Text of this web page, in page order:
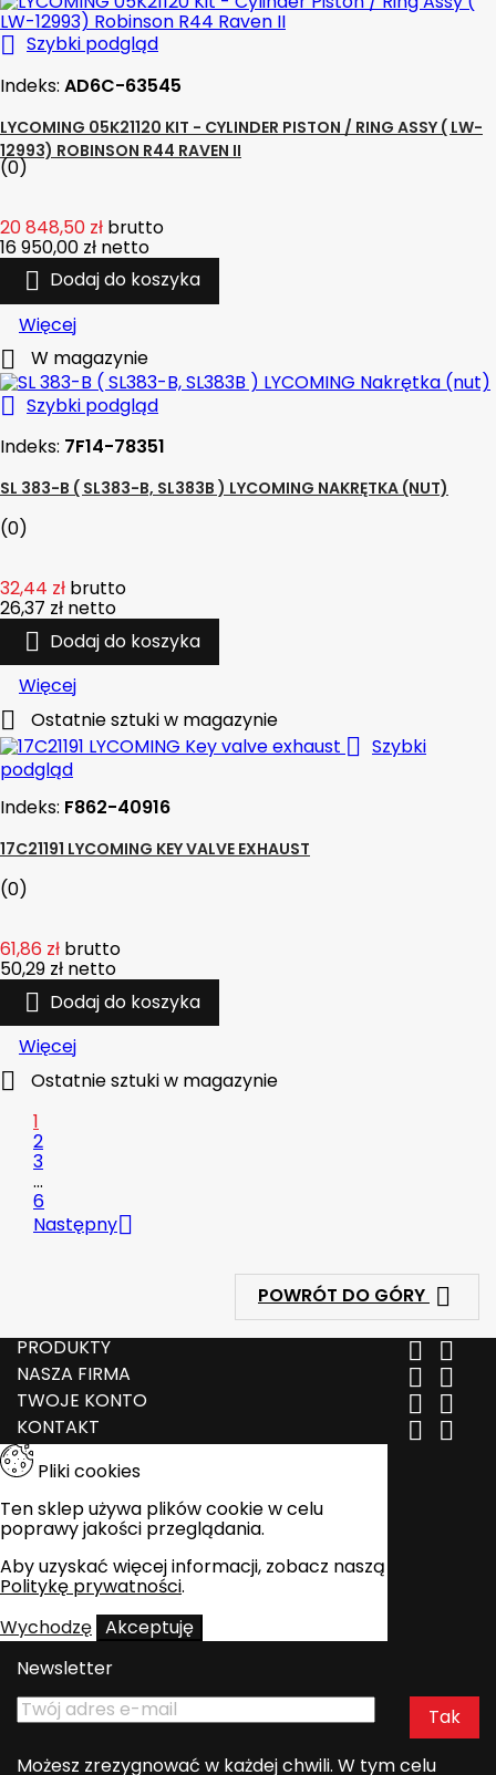
 Szybki podgląd
Indeks: AD6C-63545
LYCOMING 05K21120 KIT - CYLINDER PISTON / RING ASSY ( LW-
12993) ROBINSON R44 RAVEN II
(0)
20 848,50 zł brutto
16 950,00 zł netto
 Dodaj do koszyka
Więcej
 W magazynie
 Szybki podgląd
Indeks: 7F14-78351
SL 383-B ( SL383-B, SL383B ) LYCOMING NAKRĘTKA (NUT)
(0)
32,44 zł brutto
26,37 zł netto
 Dodaj do koszyka
Więcej
 Ostatnie sztuki w magazynie
 Szybki
podgląd
Indeks: F862-40916
17C21191 LYCOMING KEY VALVE EXHAUST
(0)
61,86 zł brutto
50,29 zł netto
 Dodaj do koszyka
Więcej

Ostatnie sztuki w magazynie
1
2
3
…
6
Następny
POWRÓT DO GÓRY 
PRODUKTY  
NASZA FIRMA  
TWOJE KONTO  
KONTAKT  
Pliki cookies
Ten sklep używa plików cookie w celu
poprawy jakości przeglądania.
Aby uzyskać więcej informacji, zobacz naszą
Politykę prywatności.
Wychodzę Akceptuję
Newsletter
Możesz zrezygnować w każdej chwili. W tym celu